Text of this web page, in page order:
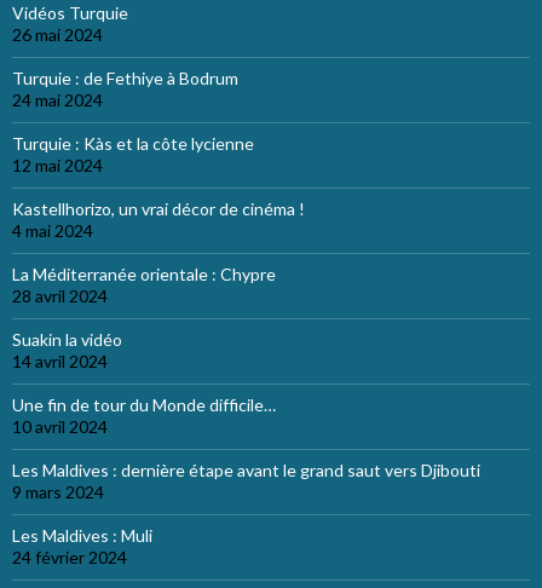
Vidéos Turquie
26 mai 2024
Turquie : de Fethiye à Bodrum
24 mai 2024
Turquie : Kàs et la côte lycienne
12 mai 2024
Kastellhorizo, un vrai décor de cinéma !
4 mai 2024
La Méditerranée orientale : Chypre
28 avril 2024
Suakin la vidéo
14 avril 2024
Une fin de tour du Monde difficile…
10 avril 2024
Les Maldives : dernière étape avant le grand saut vers Djibouti
9 mars 2024
Les Maldives : Muli
24 février 2024